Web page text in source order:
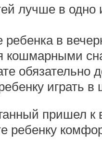
лучше в одно
в
кошмарными
играть
пришел к
ребенку